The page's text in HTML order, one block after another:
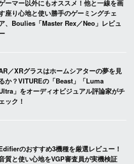
ーマー以外にもオススメ！他と一線を画
座り心地と使い勝手のゲーミングチェ
、Boulies「Master Rex／Neo」レビュ
／XRグラスはホームシアターの夢を見
か？VITUREの「Beast」「Luma
」をオーディオビジュアル評論家がチ
ェック！
のおすすめ3機種を厳選レビュー！
質と使い心地をVGP審査員が実機検証